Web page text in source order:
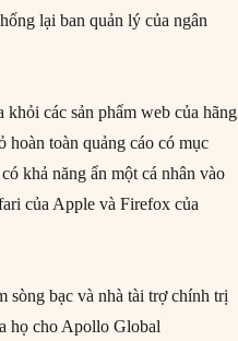
lại ban quản lý của ngân
các sản phẩm web của hãng
hoàn toàn quảng cáo có mục
khả năng ẩn một cá nhân vào
của Apple và Firefox của
sòng bạc và nhà tài trợ chính trị
họ cho Apollo Global